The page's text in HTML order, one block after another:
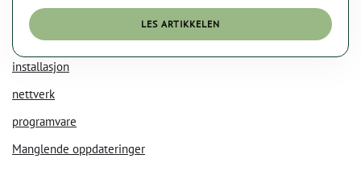
LES ARTIKKELEN
installasjon
nettverk
programvare
Manglende oppdateringer